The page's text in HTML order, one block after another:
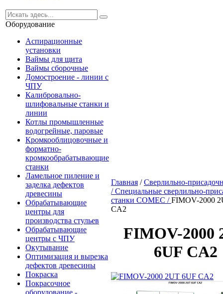
Оборудование
Аспирационные
установки
Ваймы для щита
Ваймы сборочные
Домостроение - линии с
ЧПУ
Калибровально-
шлифовальные станки и
линии
Котлы промышленные
водогрейные, паровые
Кромкооблицовочные и
форматно-
кромкообрабатывающие
станки
Ламельное пиление и
заделка дефектов
древесины
Обрабатывающие
центры для
производства стульев
Обрабатывающие
центры с ЧПУ
Окутывание
Оптимизация и вырезка
дефектов древесины
Покраска
Покрасочное
оборудование -
Главная /Сверлильно-
/Специальные сверлильно-
станки COMEC /FIMOV-2000
CA2
FIMOV-2000
6UF CA2